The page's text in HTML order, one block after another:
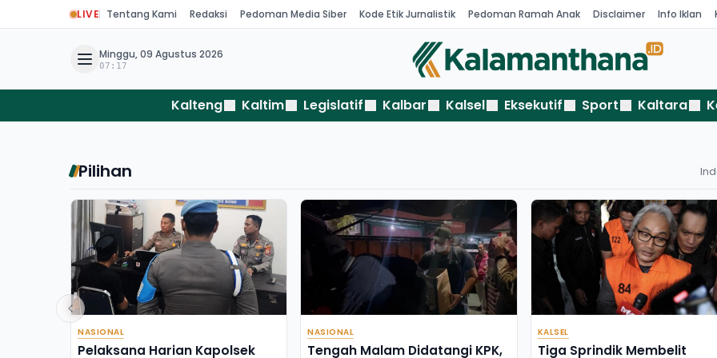
LIVE Tentang Kami Redaksi Pedoman Media Siber Kode Etik Jurnalistik Pedoman Ramah Anak Disclaimer Info Iklan
Minggu, 09 Agustus 2026
07:17
Kalteng Kaltim Legislatif Kalbar Kalsel Eksekutif Sport Kaltara
Pilihan
NASIONAL
Pelaksana Harian Kapolsek
NASIONAL
Tengah Malam Didatangi KPK,
KALSEL
Tiga Sprindik Membelit